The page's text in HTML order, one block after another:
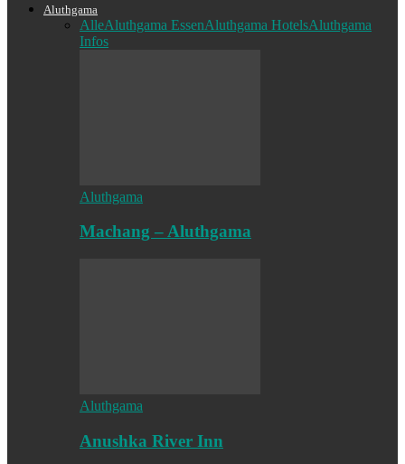
Aluthgama
AlleAluthgama EssenAluthgama HotelsAluthgama
Infos
Aluthgama
Machang – Aluthgama
Aluthgama
Anushka River Inn